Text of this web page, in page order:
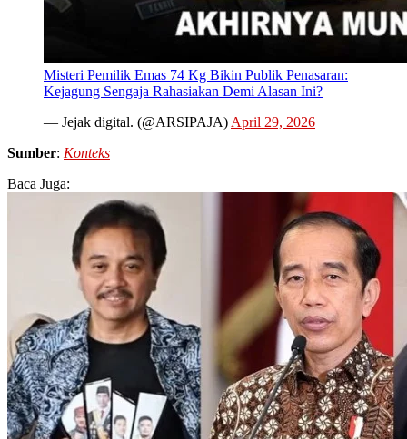
Misteri Pemilik Emas 74 Kg Bikin Publik Penasaran:
Kejagung Sengaja Rahasiakan Demi Alasan Ini?
— Jejak digital. (@ARSIPAJA) April 29, 2026
Sumber: Konteks
Baca Juga: